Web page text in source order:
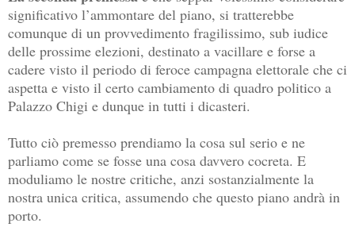
significativo l’ammontare del piano, si tratterebbe
comunque di un provvedimento fragilissimo, sub iudice
delle prossime elezioni, destinato a vacillare e forse a
cadere visto il periodo di feroce campagna elettorale che ci
aspetta e visto il certo cambiamento di quadro politico a
Palazzo Chigi e dunque in tutti i dicasteri.
Tutto ciò premesso prendiamo la cosa sul serio e ne
parliamo come se fosse una cosa davvero cocreta. E
moduliamo le nostre critiche, anzi sostanzialmente la
nostra unica critica, assumendo che questo piano andrà in
porto.